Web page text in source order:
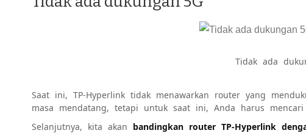
Tidak ada
Saat ini, TP-Hyperlink tidak menawarkan router yang
masa mendatang, tetapi untuk saat ini, Anda harus
Selanjutnya, kita akan bandingkan router TP-Hyperlink